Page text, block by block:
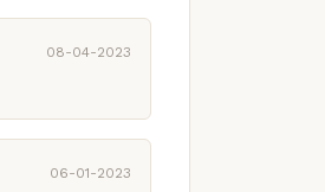
08-04-2023
06-01-2023